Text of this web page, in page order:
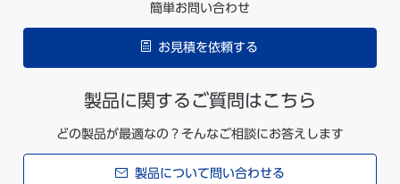
簡単お問い合わせ
お見積を依頼する
製品に関するご質問はこちら
どの製品が最適なの？そんなご相談にお答えします
製品について問い合わせる